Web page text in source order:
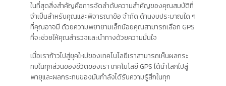
ในที่สุดสิ่งสำคัญคือการจัดลำดับความสำคัญของคุณสมบัติที่
จำเป็นสำหรับคุณและพิจารณาข้อ จำกัด ด้านงบประมาณใด ๆ
ที่คุณอาจมี ด้วยความพยายามเล็กน้อยคุณสามารถเลือก GPS
ที่จะช่วยให้คุณสำรวจและนำทางด้วยความมั่นใจ
เมื่อเราก้าวไปสู่ยุคใหม่ของเทคโนโลยีเราสามารถเห็นผลกระ
ทบในทุกส่วนของชีวิตของเรา เทคโนโลยี GPS ได้นำโลกไปสู่
พายุและผลกระทบของมันกำลังได้รับความรู้สึกในทุก